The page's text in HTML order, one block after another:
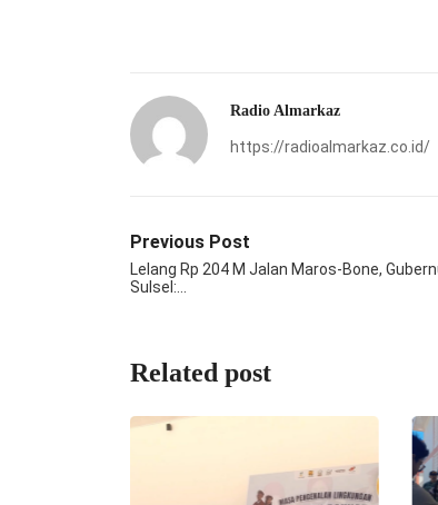
Radio Almarkaz
https://radioalmarkaz.co.id/
Previous Post
Lelang Rp 204 M Jalan Maros-Bone,
Sulsel:…
Related post